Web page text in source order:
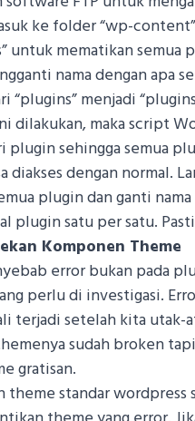
ke folder “wp-
untuk mematikan semua
nama dengan apa
“plugins” menjadi
dilakukan, maka script
sehingga semua
diakses dengan normal.
plugin dan ganti
plugin satu per satu.
Komponen Theme
error bukan pada
perlu di investigasi.
terjadi setelah kita utak-
sudah broken
gratisan.
theme standar